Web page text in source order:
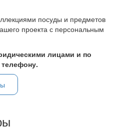
посуды и предметов
проекта с персональным
лицами и по